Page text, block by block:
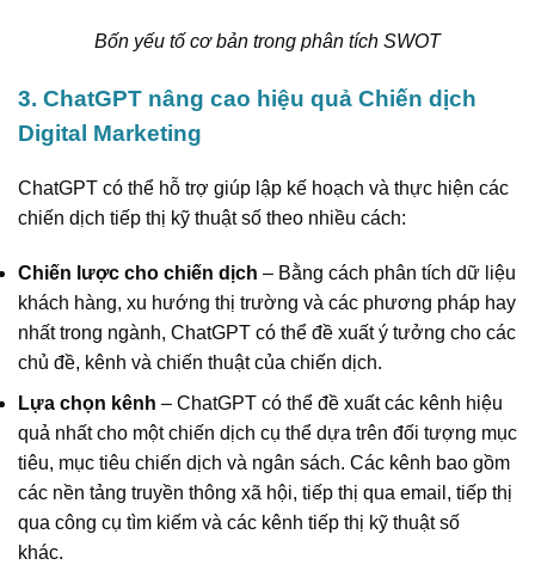
Bốn yếu tố cơ bản trong phân tích SWOT
3. ChatGPT nâng cao hiệu quả Chiến dịch
Digital Marketing
ChatGPT có thể hỗ trợ giúp lập kế hoạch và thực hiện các
chiến dịch tiếp thị kỹ thuật số theo nhiều cách:
Chiến lược cho chiến dịch – Bằng cách phân tích dữ liệu
khách hàng, xu hướng thị trường và các phương pháp hay
nhất trong ngành, ChatGPT có thể đề xuất ý tưởng cho các
chủ đề, kênh và chiến thuật của chiến dịch.
Lựa chọn kênh – ChatGPT có thể đề xuất các kênh hiệu
quả nhất cho một chiến dịch cụ thể dựa trên đối tượng mục
tiêu, mục tiêu chiến dịch và ngân sách. Các kênh bao gồm
các nền tảng truyền thông xã hội, tiếp thị qua email, tiếp thị
qua công cụ tìm kiếm và các kênh tiếp thị kỹ thuật số
khác.